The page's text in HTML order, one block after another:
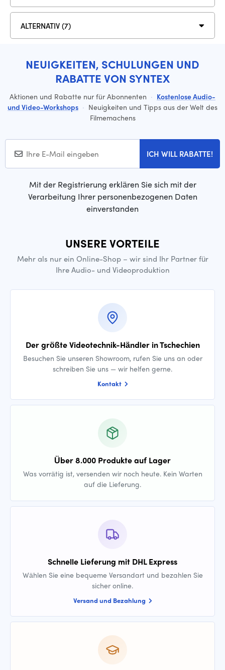
ALTERNATIV (7)
NEUIGKEITEN, SCHULUNGEN UND
RABATTE VON SYNTEX
Aktionen und Rabatte nur für Abonnenten · Kostenlose Audio-
und Video-Workshops · Neuigkeiten und Tipps aus der Welt des
Filmemachens
ICH WILL RABATTE!
Mit der Registrierung erklären Sie sich mit der
Verarbeitung Ihrer personenbezogenen Daten
einverstanden
UNSERE VORTEILE
Mehr als nur ein Online-Shop – wir sind Ihr Partner für
Ihre Audio- und Videoproduktion
Der größte Videotechnik-Händler in Tschechien
Besuchen Sie unseren Showroom, rufen Sie uns an oder
schreiben Sie uns — wir helfen gerne.
Kontakt
Über 8.000 Produkte auf Lager
Was vorrätig ist, versenden wir noch heute. Kein Warten
auf die Lieferung.
Schnelle Lieferung mit DHL Express
Wählen Sie eine bequeme Versandart und bezahlen Sie
sicher online.
Versand und Bezahlung